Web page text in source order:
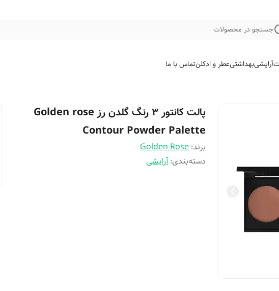
جستجو در محصولات
آرایشیبهداشتیعطر و ادکلنتماس با ما
پالت کانتور 3 رنگ گلدن رز Golden rose
Contour Powder Palette
برند:Golden Rose
دسته‌بندی:آرایشی